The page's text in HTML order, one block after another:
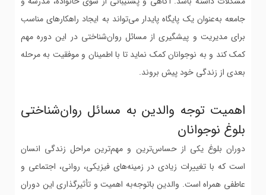
جامعه به‌عنوان یک پایگاه پایدار می‌تواند به ایجاد راهکارهای مناسب
برای مدیریت و پیشگیری از مسائل روان‌شناختی در این دوره مهم
کمک کند و به نوجوانان کمک نماید تا با اطمینان و موفقیت به مرحله
بعدی از زندگی خود پیش بروند.
اهمیت توجه والدین به مسائل روان‌شناختی
بلوغ نوجوانان
دوران بلوغ یکی از حساس‌ترین و مهم‌ترین مراحل زندگی انسان
است که با تغییرات زیادی در زمینه‌های فیزیکی، روانی، اجتماعی و
عاطفی همراه است. والدین باتوجه‌به اهمیت و تأثیرگذاری این دوران